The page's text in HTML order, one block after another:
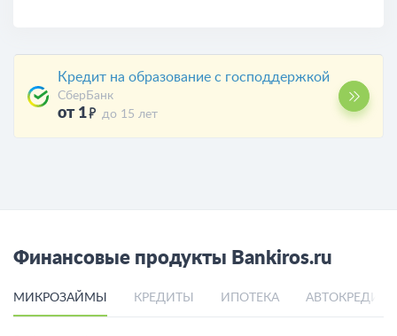
Кредит на образование с господдержкой
СберБанк
от 1 до 15 лет
Финансовые продукты Bankiros.ru
МИКРОЗАЙМЫ КРЕДИТЫ ИПОТЕКА